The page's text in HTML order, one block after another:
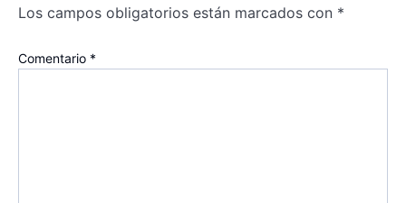
Los campos obligatorios están marcados con *
Comentario *